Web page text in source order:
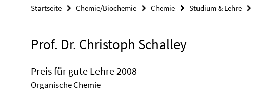
Startseite Chemie/Biochemie Chemie Studium & Lehre
Prof. Dr. Christoph Schalley
Preis für gute Lehre 2008
Organische Chemie